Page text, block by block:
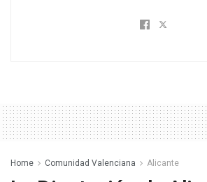
Home Comunidad Valenciana Alicante